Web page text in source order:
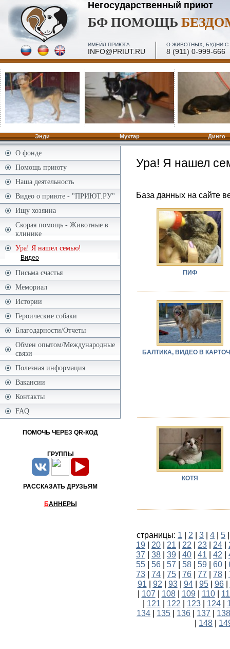
Негосударственный приют
БФ ПОМОЩЬ
ИМЕЙЛ ПРИЮТА
INFO@PRIUT.RU
О ЖИВОТНЫХ, БУДНИ С
8 (911) 0-999-666
ПОСЕЩЕНИЕ, МИНИ-ЭКСКУРСИИ - 2 И 4 ПЯТН.
Энди Мухтар Динго
Ура! Я нашел
База данных на сайте
ПИФ
БАЛТИКА, ВИДЕО В
КОТЯ
страницы: 1 | 2 | 3 | 4 | 5
19 | 20 | 21 | 22 | 23 | 24 |
37 | 38 | 39 | 40 | 41 | 42 |
55 | 56 | 57 | 58 | 59 | 60 |
73 | 74 | 75 | 76 | 77 | 78 |
91 | 92 | 93| 94| 95| 96|
| 107 | 108| 109 | 110|
| 121 | 122 | 123| 124|
134 | 135 | 136 | 137 | 138
| 148 |
О фонде
Помощь приюту
Наша деятельность
Видео о приюте - "ПРИЮТ.РУ"
Ищу хозяина
Скорая помощь - Животные в
клинике
Ура! Я нашел семью!
Видео
Письма счастья
Мемориал
Истории
Героические собаки
Благодарности/Отчеты
Обмен опытом/Международные
связи
Полезная информация
Вакансии
Контакты
FAQ
ПОМОЧЬ ЧЕРЕЗ QR-КОД
ГРУППЫ
РАССКАЗАТЬ ДРУЗЬЯМ
БАННЕРЫ